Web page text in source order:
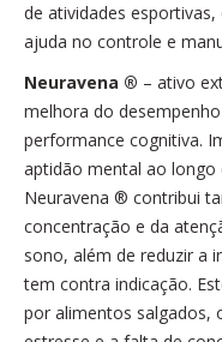
de atividades
ajuda no controle e
Neuravena ® – ativo
melhora do
performance cognitiva.
aptidão mental ao longo
Neuravena ® contribui
concentração e da
sono, além de reduzir a
tem contra indicação.
por alimentos salgados,